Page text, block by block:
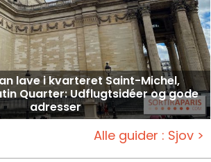
lave i kvarteret Saint-Michel,
Quarter: Udflugtsidéer og gode
adresser
Alle guider : Sjov >